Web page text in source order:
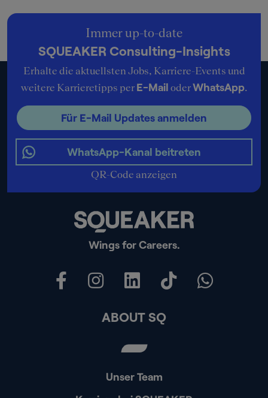
Wings for Careers.
Immer up-to-date
SQUEAKER Consulting-Insights
Erhalte die aktuellsten Jobs, Karriere-Events und
weitere Karrieretipps per E-Mail oderWhatsApp.
Für E-Mail Updates anmelden
WhatsApp-Kanal beitreten
QR-Code anzeigen
ABOUT SQ
Unser Team